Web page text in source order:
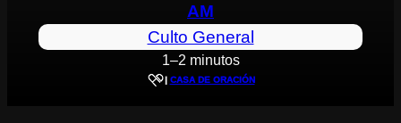
AM
Culto General
1–2 minutos
| CASA DE ORACIÓN